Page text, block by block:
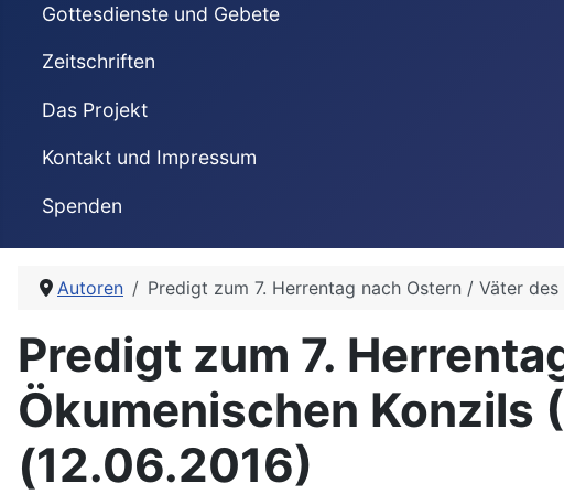
Gottesdienste und Gebete
Zeitschriften
Das Projekt
Kontakt und Impressum
Spenden
Autoren Predigt zum 7. Herrentag nach Ostern / Väter
Predigt zum 7.
Ökumenischen Konzils
(12.06.2016)